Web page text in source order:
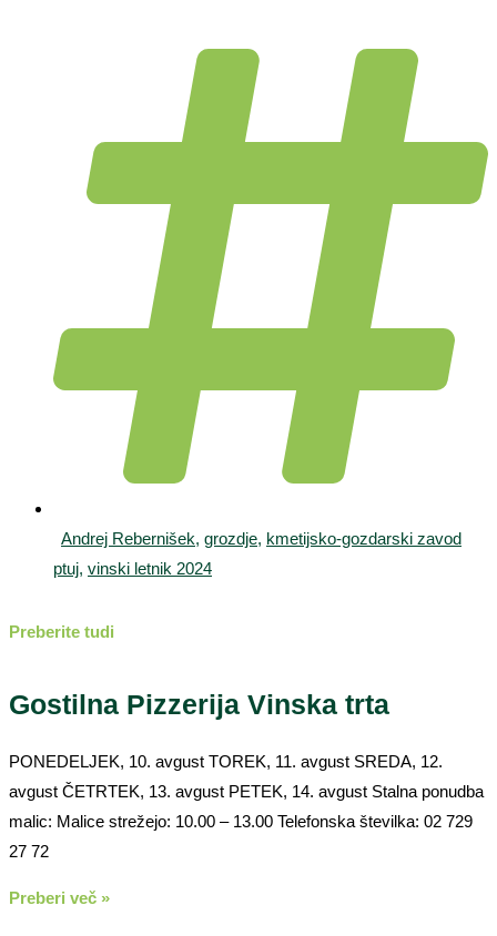
Andrej Rebernišek, grozdje, kmetijsko-gozdarski zavod
ptuj, vinski letnik 2024
Preberite tudi
Gostilna Pizzerija Vinska trta
PONEDELJEK, 10. avgust TOREK, 11. avgust SREDA, 12.
avgust ČETRTEK, 13. avgust PETEK, 14. avgust Stalna ponudba
malic: Malice strežejo: 10.00 – 13.00 Telefonska številka: 02 729
27 72
Preberi več »